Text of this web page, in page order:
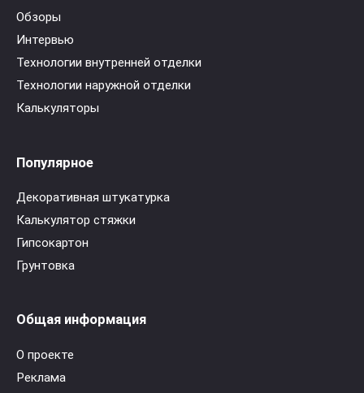
Обзоры
Интервью
Технологии внутренней отделки
Технологии наружной отделки
Калькуляторы
Популярное
Декоративная штукатурка
Калькулятор стяжки
Гипсокартон
Грунтовка
Общая информация
О проекте
Реклама